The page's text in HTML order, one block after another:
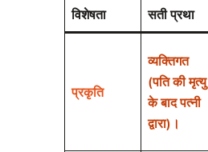
विशेषता सती प्रथा
प्रकृति
व्यक्तिगत
(पति की मृत्यु
के बाद पत्नी
द्वारा)।